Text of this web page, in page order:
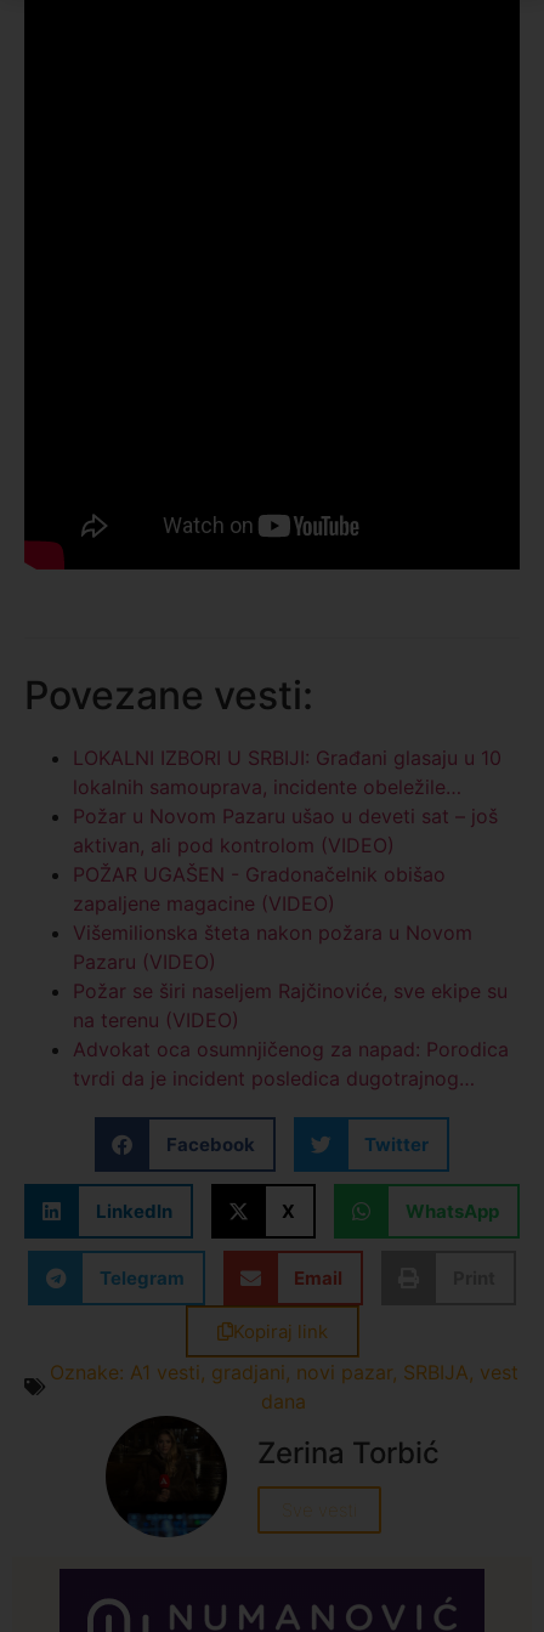
Povezane vesti:
LOKALNI IZBORI U SRBIJI: Građani glasaju u 10
lokalnih samouprava, incidente obeležile…
Požar u Novom Pazaru ušao u deveti sat – još
aktivan, ali pod kontrolom (VIDEO)
POŽAR UGAŠEN - Gradonačelnik obišao
zapaljene magacine (VIDEO)
Višemilionska šteta nakon požara u Novom
Pazaru (VIDEO)
Požar se širi naseljem Rajčinoviće, sve ekipe su
na terenu (VIDEO)
Advokat oca osumnjičenog za napad: Porodica
tvrdi da je incident posledica dugotrajnog…
Facebook Twitter
LinkedIn X WhatsApp
Telegram Email
Kopiraj link
Oznake: A1 vesti, gradjani, novi pazar, SRBIJA, vest
dana
Zerina Torbić
Sve vesti